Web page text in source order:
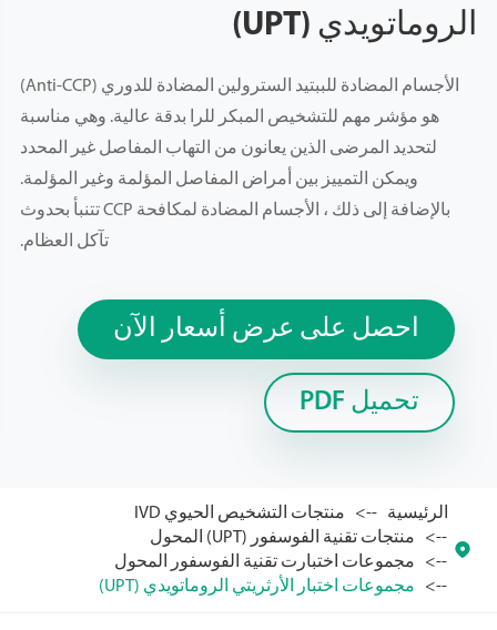
الروماتويدي (UPT)
الأجسام المضادة للببتيد السترولين المضادة للدوري (Anti-CCP)
هو مؤشر مهم للتشخيص المبكر للرا بدقة عالية. وهي مناسبة
لتحديد المرضى الذين يعانون من التهاب المفاصل غير المحدد
ويمكن التمييز بين أمراض المفاصل المؤلمة وغير المؤلمة.
بالإضافة إلى ذلك ، الأجسام المضادة لمكافحة CCP تتنبأ بحدوث
تآكل العظام.
احصل على عرض أسعار الآن
تحميل PDF

الرئيسية
منتجات التشخيص الحيوي IVD
منتجات تقنية الفوسفور (UPT) المحول
مجموعات اختبارت تقنية الفوسفور المحول
مجموعات اختبار الأرثريتي الروماتويدي (UPT)